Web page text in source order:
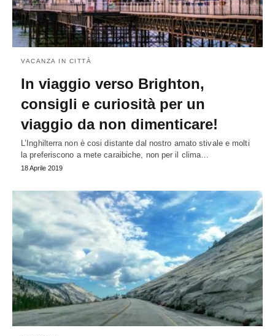
VACANZA IN CITTÀ
In viaggio verso Brighton,
consigli e curiosità per un
viaggio da non dimenticare!
L’Inghilterra non è cosi distante dal nostro amato stivale e molti
la preferiscono a mete caraibiche, non per il clima…
18 Aprile 2019